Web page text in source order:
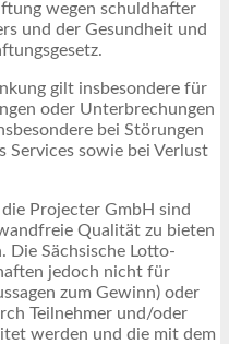
wegen schuldhafter
und der Gesundheit und
gilt insbesondere für
oder Unterbrechungen
bei Störungen
Services sowie bei Verlust
Projecter GmbH sind
Qualität zu bieten
Die Sächsische Lotto-
jedoch nicht für
zum Gewinn) oder
Teilnehmer und/oder
werden und die mit dem